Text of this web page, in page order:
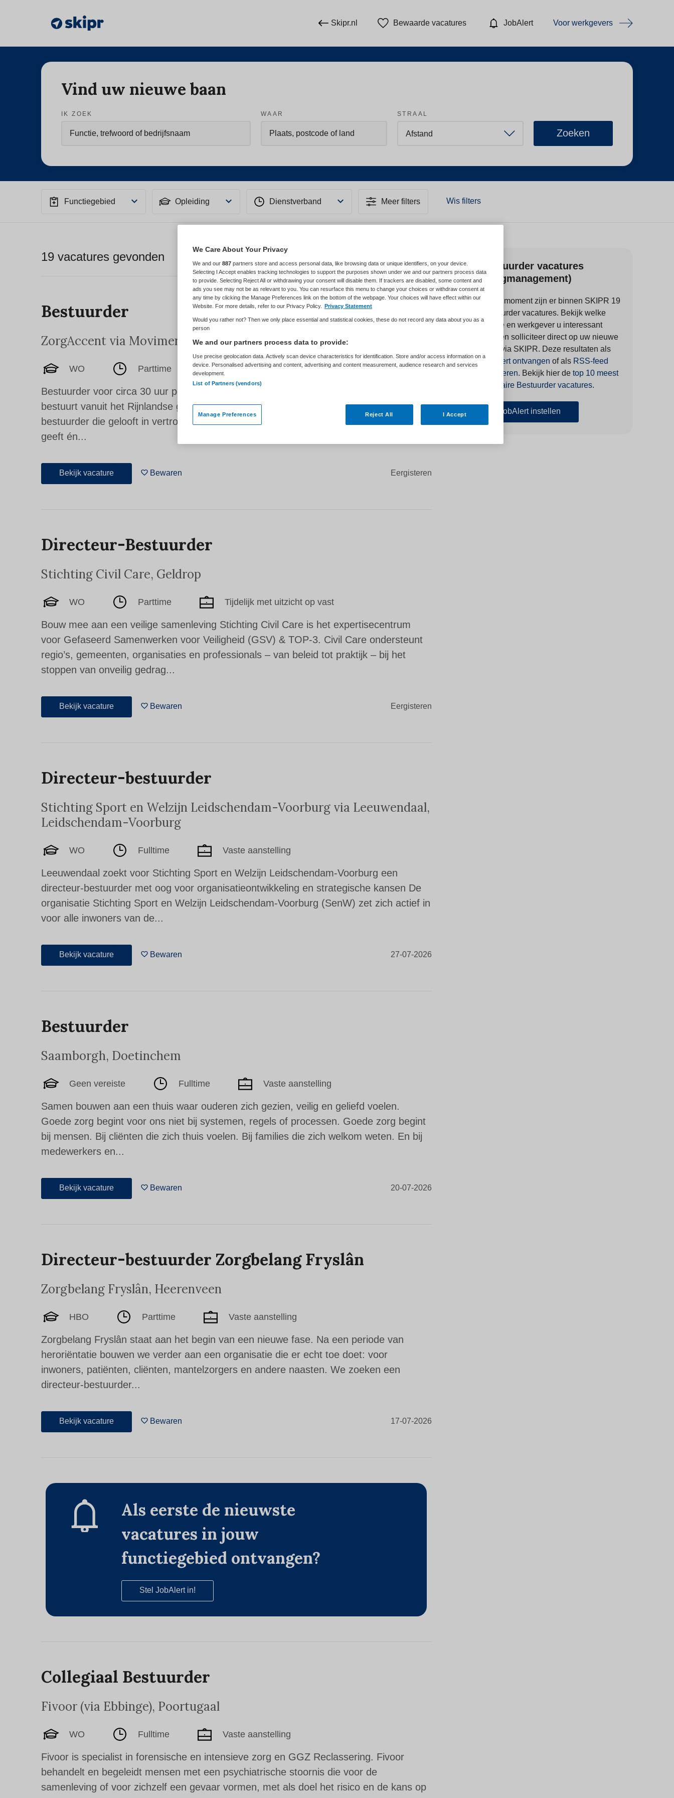
Skipr.nl Bewaarde vacatures JobAlert Voor werkgevers
Vind uw nieuwe baan
IK ZOEK WAAR STRAAL
Zoeken
Functiegebied Opleiding Dienstverband Meer filters Wis filters
Bestuurder vacatures
(Zorgmanagement)
Op dit moment zijn er binnen SKIPR 19
Bestuurder vacatures. Bekijk welke
functie en werkgever u interessant
vindt en solliciteer direct op uw nieuwe
baan via SKIPR. Deze resultaten als
JobAlert ontvangen of als RSS-feed
selecteren. Bekijk hier de top 10 meest
populaire Bestuurder vacatures.
JobAlert instellen
19 vacatures gevonden
Bestuurder
ZorgAccent via Movimento,Almelo
WO Parttime Niet nader bepaald
Bestuurder voor circa 30 uur per week Wij zoeken voor ZorgAccent een bestuurder die
bestuurt vanuit het Rijnlandse gedachtegoed en de kracht van zelfsturende teams. Een
bestuurder die gelooft in vertrouwen, vakmanschap en eigenaarschap, en die ruimte
geeft én...
Bekijk vacature Bewaren Eergisteren
Directeur-Bestuurder
Stichting Civil Care, Geldrop
WO Parttime Tijdelijk met uitzicht op vast
Bouw mee aan een veilige samenleving Stichting Civil Care is het expertisecentrum
voor Gefaseerd Samenwerken voor Veiligheid (GSV) & TOP-3. Civil Care ondersteunt
regio’s, gemeenten, organisaties en professionals – van beleid tot praktijk – bij het
stoppen van onveilig gedrag...
Bekijk vacature Bewaren Eergisteren
Directeur-bestuurder
Stichting Sport en Welzijn Leidschendam-Voorburg via Leeuwendaal,
Leidschendam-Voorburg
WO Fulltime Vaste aanstelling
Leeuwendaal zoekt voor Stichting Sport en Welzijn Leidschendam-Voorburg een
directeur-bestuurder met oog voor organisatieontwikkeling en strategische kansen De
organisatie Stichting Sport en Welzijn Leidschendam-Voorburg (SenW) zet zich actief in
voor alle inwoners van de...
Bekijk vacature Bewaren 27-07-2026
Bestuurder
Saamborgh, Doetinchem
Geen vereiste Fulltime Vaste aanstelling
Samen bouwen aan een thuis waar ouderen zich gezien, veilig en geliefd voelen.
Goede zorg begint voor ons niet bij systemen, regels of processen. Goede zorg begint
bij mensen. Bij cliënten die zich thuis voelen. Bij families die zich welkom weten. En bij
medewerkers en...
Bekijk vacature Bewaren 20-07-2026
Directeur-bestuurder Zorgbelang Fryslân
Zorgbelang Fryslân, Heerenveen
HBO Parttime Vaste aanstelling
Zorgbelang Fryslân staat aan het begin van een nieuwe fase. Na een periode van
heroriëntatie bouwen we verder aan een organisatie die er echt toe doet: voor
inwoners, patiënten, cliënten, mantelzorgers en andere naasten. We zoeken een
directeur-bestuurder...
Bekijk vacature Bewaren 17-07-2026
Als eerste de nieuwste
vacatures in jouw
functiegebied ontvangen?
Stel JobAlert in!
Collegiaal Bestuurder
Fivoor (via Ebbinge), Poortugaal
WO Fulltime Vaste aanstelling
Fivoor is specialist in forensische en intensieve zorg en GGZ Reclassering. Fivoor
behandelt en begeleidt mensen met een psychiatrische stoornis die voor de
samenleving of voor zichzelf een gevaar vormen, met als doel het risico en de kans op
We Care About Your Privacy
We and our 887 partners store and access personal data, like browsing data or unique identifiers, on your device.
Selecting I Accept enables tracking technologies to support the purposes shown under we and our partners process data
to provide. Selecting Reject All or withdrawing your consent will disable them. If trackers are disabled, some content and
ads you see may not be as relevant to you. You can resurface this menu to change your choices or withdraw consent at
any time by clicking the Manage Preferences link on the bottom of the webpage. Your choices will have effect within our
Website. For more details, refer to our Privacy Policy. Privacy Statement
Would you rather not? Then we only place essential and statistical cookies, these do not record any data about you as a
person
We and our partners process data to provide:
Use precise geolocation data. Actively scan device characteristics for identification. Store and/or access information on a
device. Personalised advertising and content, advertising and content measurement, audience research and services
development.
List of Partners (vendors)
Manage Preferences Reject All I Accept